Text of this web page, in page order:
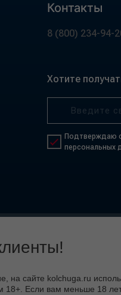
Контакты
8 (800) 234-94-
Хотите
Подтверждаю
персональных
на сайте kolchuga.ru
18+. Если вам меньше 18